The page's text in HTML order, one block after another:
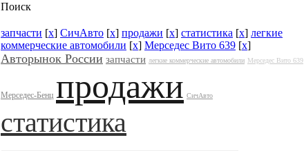
Поиск
запчасти [x] СичАвто [x] продажи [x] статистика [x] легкие
коммерческие автомобили [x] Мерседес Вито 639 [x]
Авторынок России запчасти легкие коммерческие автомобили Мерседес Вито 639
Мерседес-Бенц продажи СичАвто
статистика